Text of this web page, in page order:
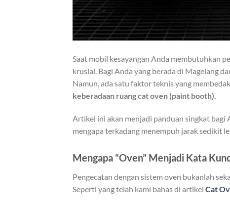
Saat mobil kesayangan Anda membutuhkan
krusial. Bagi Anda yang berada di Magelang
Namun, ada satu faktor teknis yang
keberadaan ruang cat oven (paint booth).
Artikel ini akan menjadi panduan singkat bagi
mengapa terkadang menempuh jarak sedikit
Mengapa “Oven” Menjadi Kata
Pengecatan dengan sistem oven bukanlah
Seperti yang telah kami bahas di artikel Cat